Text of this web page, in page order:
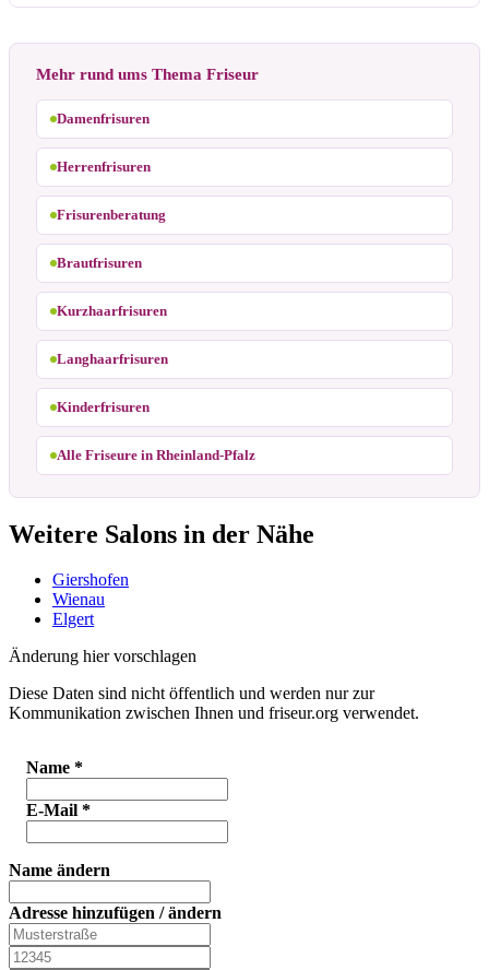
Mehr rund ums Thema Friseur
Damenfrisuren
Herrenfrisuren
Frisurenberatung
Brautfrisuren
Kurzhaarfrisuren
Langhaarfrisuren
Kinderfrisuren
Alle Friseure in Rheinland-Pfalz
Weitere Salons in der Nähe
Giershofen
Wienau
Elgert
Änderung hier vorschlagen
Diese Daten sind nicht öffentlich und werden nur zur
Kommunikation zwischen Ihnen und friseur.org verwendet.
Name *
E-Mail *
Name ändern
Adresse hinzufügen / ändern